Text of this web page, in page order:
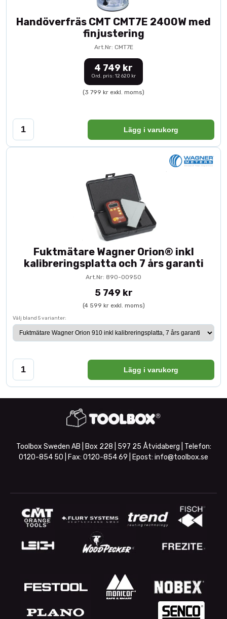
Handöverfräs CMT CMT7E 2400W med
finjustering
Art.Nr: CMT7E
4 749 kr
Ord. pris: 12 620 kr
(3 799 kr exkl. moms)
Lägg i varukorg
Fuktmätare Wagner Orion® inkl
kalibreringsplatta och 7 års garanti
Art.Nr: 890-00950
5 749 kr
(4 599 kr exkl. moms)
Välj bland 5 varianter:
Lägg i varukorg
Toolbox Sweden AB | Box 228 | 597 25 Åtvidaberg | Telefon:
0120-854 50 | Fax: 0120-854 69 | Epost: info@toolbox.se